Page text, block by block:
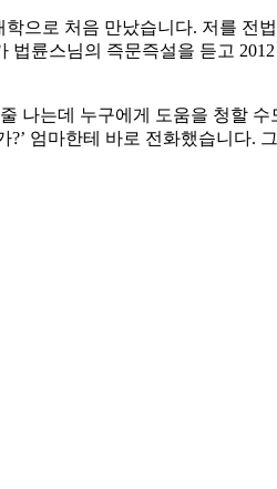
으로 처음 만났습니다. 저를 전
륜스님의 즉문즉설을 듣고
나는데 누구에게 도움을 청할
엄마한테 바로 전화했습니다.